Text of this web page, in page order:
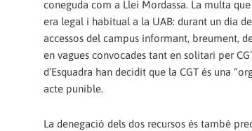
coneguda com a Llei Mordassa. La multa
era legal i habitual a la UAB: durant un dia
accessos del campus informant, breument,
en vagues convocades tant en solitari per
d’Esquadra han decidit que la CGT és una
acte punible.
La denegació dels dos recursos és també